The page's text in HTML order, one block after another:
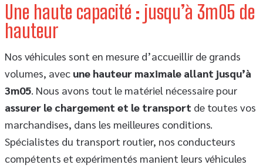
Une haute capacité : jusqu’à 3m05 de
hauteur
Nos véhicules sont en mesure d’accueillir de grands
volumes, avec une hauteur maximale allant jusqu’à
3m05. Nous avons tout le matériel nécessaire pour
assurer le chargement et le transport de toutes vos
marchandises, dans les meilleures conditions.
Spécialistes du transport routier, nos conducteurs
compétents et expérimentés manient leurs véhicules